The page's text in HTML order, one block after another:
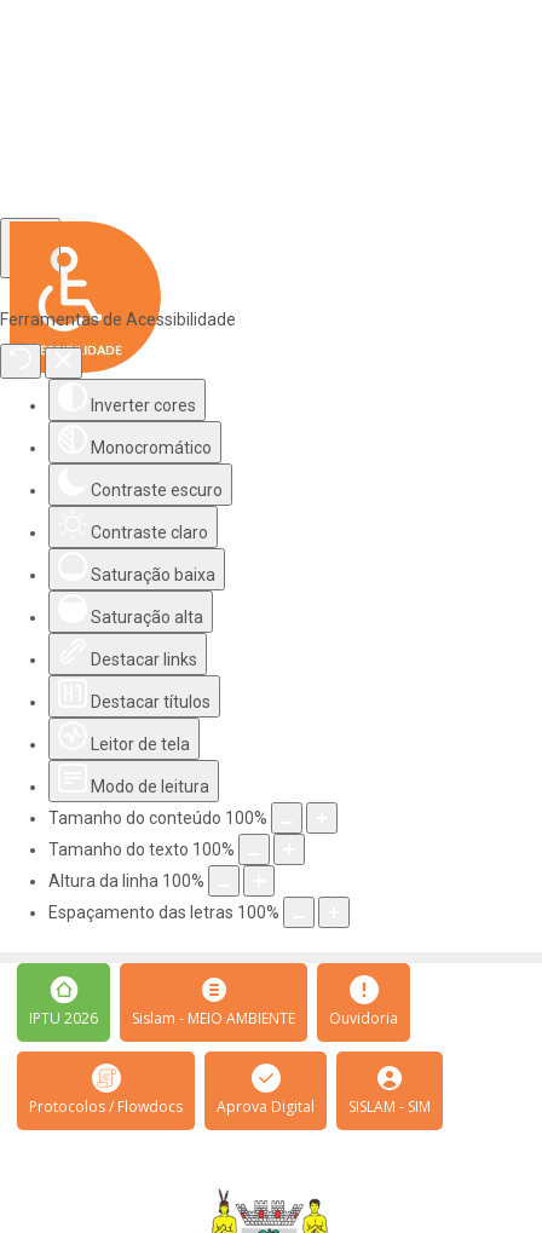
Ferramentas de Acessibilidade
Inverter cores
Monocromático
Contraste escuro
Contraste claro
Saturação baixa
Saturação alta
Destacar links
Destacar títulos
Leitor de tela
Modo de leitura
Tamanho do conteúdo 100%
Tamanho do texto 100%
Altura da linha 100%
Espaçamento das letras 100%
IPTU 2026 Sislam - MEIO AMBIENTE Ouvidoria
Protocolos / Flowdocs Aprova Digital SISLAM - SIM